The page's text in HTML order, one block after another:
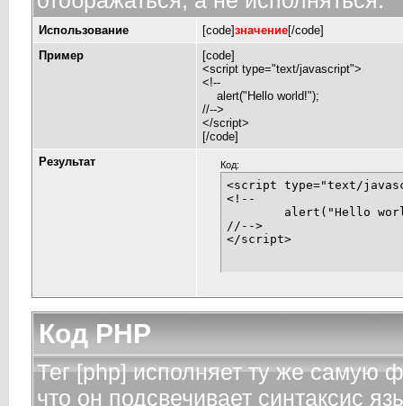
Использование [code]значение[/code]
Пример
[code]
<script type="text/javascript">
<!--
alert("Hello world!");
//-->
</script>
[/code]
Результат
Код:
<script type="text/
<!--
//-->
</script>
Код PHP
Тег [php] исполняет ту же самую
что он подсвечивает синтаксис